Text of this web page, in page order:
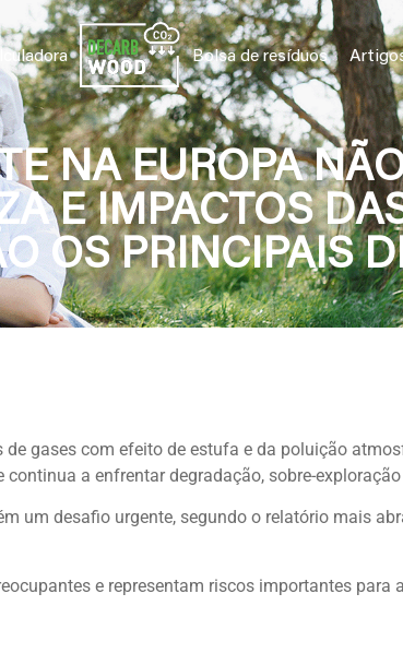
Bolsa de resíduos
NA EUROPA
E IMPACTOS
OS PRINCIPAIS
gases com efeito de estufa e da poluição
a enfrentar degradação, sobre-
um desafio urgente, segundo o relatório mais
e representam riscos importantes para